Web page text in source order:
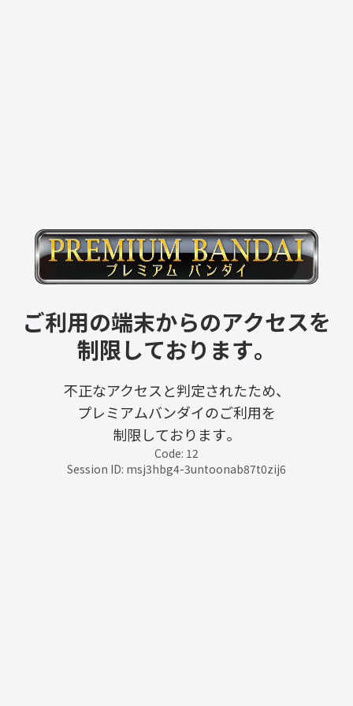
ご利用の端末からのアクセスを
制限しております。
不正なアクセスと判定されたため、
プレミアムバンダイのご利用を
制限しております。
Code: 12
Session ID: msj3hbg4-3untoonab87t0zij6